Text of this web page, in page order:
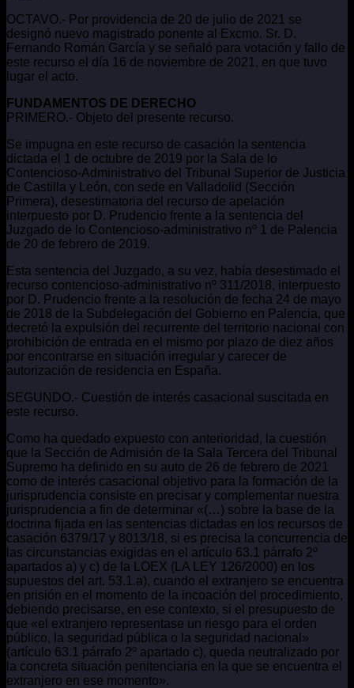
OCTAVO.- Por providencia de 20 de julio de 2021 se
designó nuevo magistrado ponente al Excmo. Sr. D.
Fernando Román García y se señaló para votación y fallo de
este recurso el día 16 de noviembre de 2021, en que tuvo
lugar el acto.
FUNDAMENTOS DE DERECHO
PRIMERO.- Objeto del presente recurso.
Se impugna en este recurso de casación la sentencia
dictada el 1 de octubre de 2019 por la Sala de lo
Contencioso-Administrativo del Tribunal Superior de Justicia
de Castilla y León, con sede en Valladolid (Sección
Primera), desestimatoria del recurso de apelación
interpuesto por D. Prudencio frente a la sentencia del
Juzgado de lo Contencioso-administrativo nº 1 de Palencia
de 20 de febrero de 2019.
Esta sentencia del Juzgado, a su vez, había desestimado el
recurso contencioso-administrativo nº 311/2018, interpuesto
por D. Prudencio frente a la resolución de fecha 24 de mayo
de 2018 de la Subdelegación del Gobierno en Palencia, que
decretó la expulsión del recurrente del territorio nacional con
prohibición de entrada en el mismo por plazo de diez años
por encontrarse en situación irregular y carecer de
autorización de residencia en España.
SEGUNDO.- Cuestión de interés casacional suscitada en
este recurso.
Como ha quedado expuesto con anterioridad, la cuestión
que la Sección de Admisión de la Sala Tercera del Tribunal
Supremo ha definido en su auto de 26 de febrero de 2021
como de interés casacional objetivo para la formación de la
jurisprudencia consiste en precisar y complementar nuestra
jurisprudencia a fin de determinar «(…) sobre la base de la
doctrina fijada en las sentencias dictadas en los recursos de
casación 6379/17 y 8013/18, si es precisa la concurrencia de
las circunstancias exigidas en el artículo 63.1 párrafo 2º
apartados a) y c) de la LOEX (LA LEY 126/2000) en los
supuestos del art. 53.1.a), cuando el extranjero se encuentra
en prisión en el momento de la incoación del procedimiento,
debiendo precisarse, en ese contexto, si el presupuesto de
que «el extranjero representase un riesgo para el orden
público, la seguridad pública o la seguridad nacional»
(artículo 63.1 párrafo 2º apartado c), queda neutralizado por
la concreta situación penitenciaria en la que se encuentra el
extranjero en ese momento».